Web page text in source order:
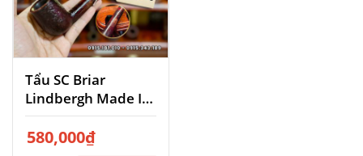
Tẩu SC Briar
Lindbergh Made In
France
580,000₫